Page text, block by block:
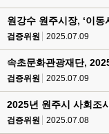
원강수 원주시장, ‘이동
검증위원 2025.07.09
속초문화관광재단,
검증위원 2025.07.09
2025년 원주시 사회조
검증위원 2025.07.08